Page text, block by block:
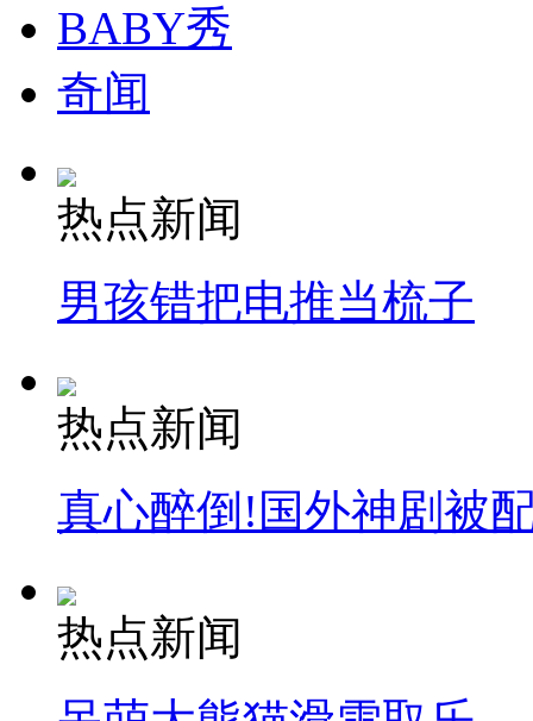
BABY秀
奇闻
热点新闻
男孩错把电推当梳子
热点新闻
真心醉倒!国外神剧被
热点新闻